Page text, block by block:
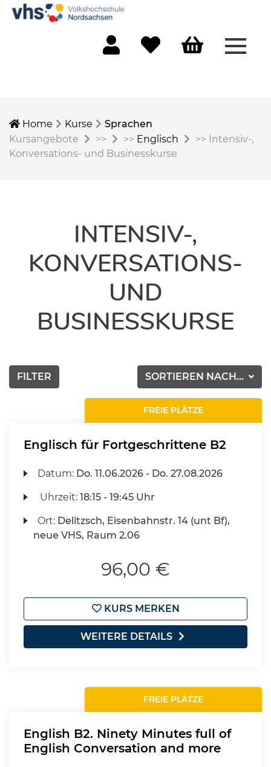
Home Kurse
Sprachen
Kursangebote
>> >> Englisch >> Intensiv-,
Konversations- und Businesskurse
INTENSIV-,
KONVERSATIONS-
UND
BUSINESSKURSE
SORTIEREN NACH...
FILTER
FREIE PLÄTZE
Englisch für Fortgeschrittene B2
Datum: Do. 11.06.2026 - Do. 27.08.2026
Uhrzeit:18:15 - 19:45 Uhr
Ort: Delitzsch, Eisenbahnstr. 14 (unt Bf),
neue VHS, Raum 2.06
96,00 €
KURS MERKEN
WEITERE DETAILS
FREIE PLÄTZE
English B2. Ninety Minutes full of
English Conversation and more